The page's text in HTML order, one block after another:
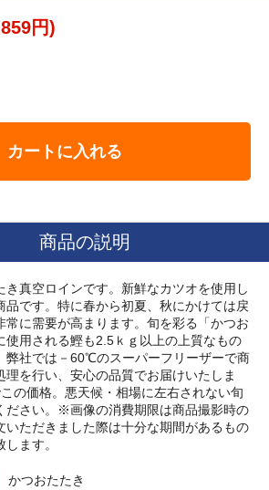
円)
カートに入れる
商品の説明
き真空ロインです。新鮮なカツオを使用し
品です。特に春から初夏、秋にかけては戻
常に需要が高まります。旬を彩る「かつお
使用される鰹も2.5ｋｇ以上の上質なもの
弊社では－60℃のスーパーフリーザーで商
理を行い、安心の品質でお届けいたしま
の価格。悪天候・相場に左右されない旬
ださい。※画像の消費期限は商品撮影時の
いただきました際は十分な期間があるもの
ます。
かつおたたき